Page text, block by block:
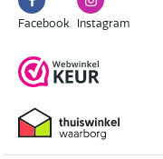
Facebook
Facebook
Instagram
Instagram